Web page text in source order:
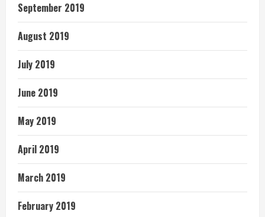
September 2019
August 2019
July 2019
June 2019
May 2019
April 2019
March 2019
February 2019